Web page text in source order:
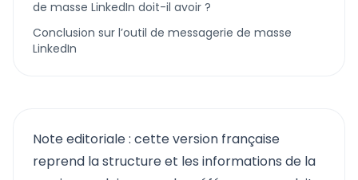
de masse LinkedIn doit-il avoir ?
Conclusion sur l’outil de messagerie de masse
LinkedIn
Note editoriale : cette version française
reprend la structure et les informations de la